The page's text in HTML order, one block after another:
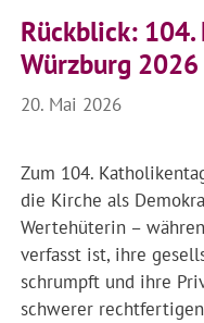
Rückblick:
Würzburg 2026
20. Mai 2026
Zum 104.
die Kirche als
Wertehüterin –
verfasst ist, ihre
schrumpft und ihre
schwerer